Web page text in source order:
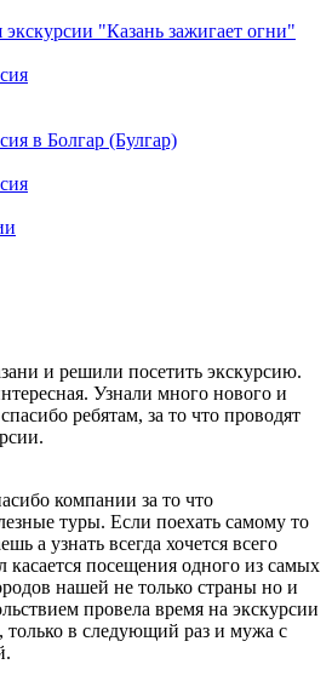
"Казань зажигает огни"
в Болгар (Булгар)
и решили посетить экскурсию.
Узнали много нового и
ребятам, за то что проводят
компании за то что
туры. Если поехать самому то
а узнать всегда хочется всего
касается посещения одного из самых
нашей не только страны но и
провела время на экскурсии
в следующий раз и мужа с